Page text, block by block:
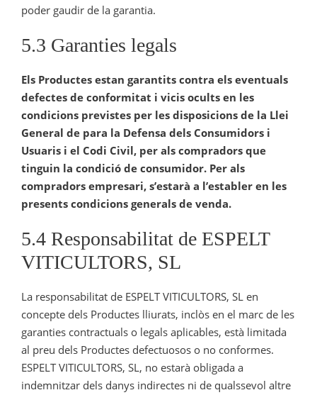
poder gaudir de la garantia.
5.3 Garanties legals
Els Productes estan garantits contra els eventuals
defectes de conformitat i vicis ocults en les
condicions previstes per les disposicions de la Llei
General de para la Defensa dels Consumidors i
Usuaris i el Codi Civil, per als compradors que
tinguin la condició de consumidor. Per als
compradors empresari, s’estarà a l’establer en les
presents condicions generals de venda.
5.4 Responsabilitat de ESPELT
VITICULTORS, SL
La responsabilitat de ESPELT VITICULTORS, SL en
concepte dels Productes lliurats, inclòs en el marc de les
garanties contractuals o legals aplicables, està limitada
al preu dels Productes defectuosos o no conformes.
ESPELT VITICULTORS, SL, no estarà obligada a
indemnitzar dels danys indirectes ni de qualssevol altre